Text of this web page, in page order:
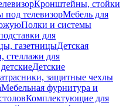
Кронштейны, стойки
телевизорМебель для
Полки и системы
для
газетницыДетская
стеллажи для
Детские
защитные чехлы
Мебельная фурнитура и
Комплектующие для